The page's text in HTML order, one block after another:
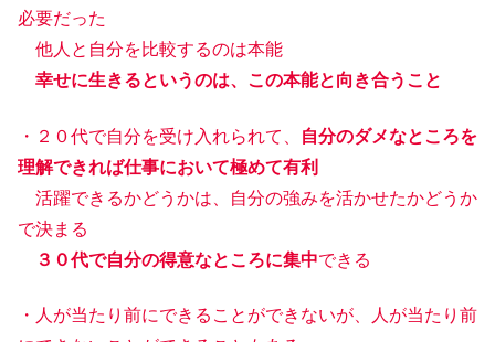
必要だった
他人と自分を比較するのは本能
幸せに生きるというのは、この本能と向き合うこと
・２０代で自分を受け入れられて、 自分のダメなところを
理解できれば仕事において極めて有利
活躍できるかどうかは、自分の強みを活かせたかどうか
で決まる
３０代で自分の得意なところに集中できる
・人が当たり前にできることができないが、人が当たり前